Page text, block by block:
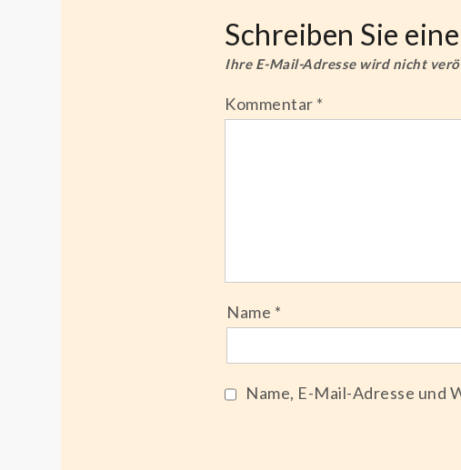
Schreiben Sie
Ihre E-Mail-Adresse wird nicht
Kommentar *
Name *
Name, E-Mail-Adresse und